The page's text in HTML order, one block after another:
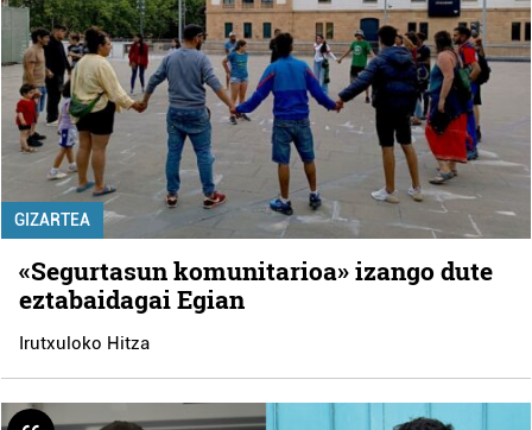
GIZARTEA
«Segurtasun komunitarioa» izango dute
eztabaidagai Egian
Irutxuloko Hitza